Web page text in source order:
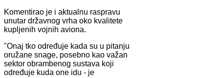
Komentirao je i aktualnu raspravu
unutar državnog vrha oko kvalitete
kupljenih vojnih aviona.
"Onaj tko određuje kada su u pitanju
oružane snage, posebno kao važan
sektor obrambenog sustava koji
određuje kuda one idu - je